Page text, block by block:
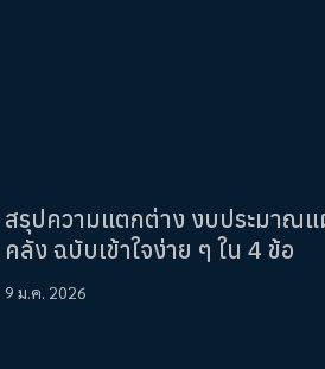
สรุปความแตกต่าง งบประมาณ
คลัง ฉบับเข้าใจง่าย ๆ ใน 4 ข้อ
9 ม.ค. 2026